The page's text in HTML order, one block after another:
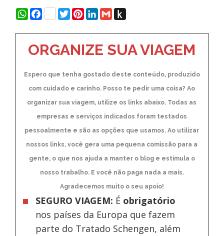
Kindle
WhatsApp
Facebook
Twitter
Pinterest
LinkedIn
GmailPush
to
Kindle
ORGANIZE SUA VIAGEM
Espero que tenha gostado deste conteúdo, produzido
com cuidado e carinho. Posso te pedir uma coisa? Ao
organizar sua viagem, utilize os links abaixo. Todas as
empresas e serviços indicados foram testados
pessoalmente e são as opções que usamos. Ao utilizar
nossos links, você gera uma pequena comissão para a
gente, o que nos ajuda a manter o blog e estimula o
nosso trabalho. E você não paga nada a mais.
Agradecemos muito o seu apoio!
SEGURO VIAGEM: É obrigatório
nos países da Europa que fazem
parte do Tratado Schengen, além